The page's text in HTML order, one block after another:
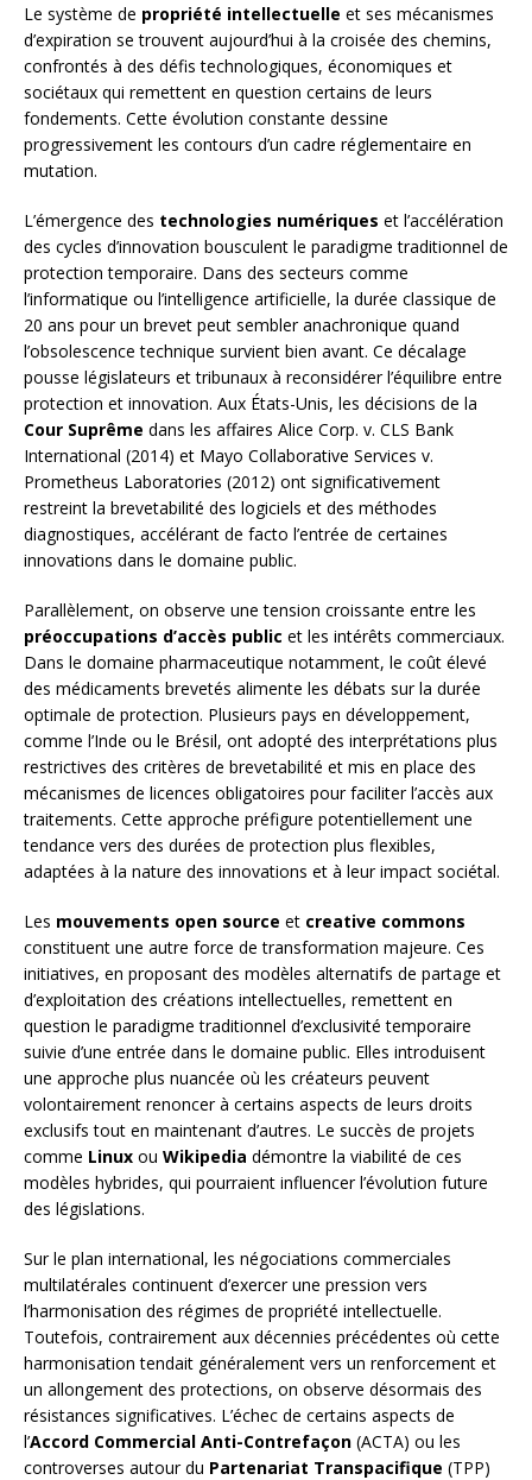
Le système de propriété intellectuelle et ses mécanismes
d’expiration se trouvent aujourd’hui à la croisée des chemins,
confrontés à des défis technologiques, économiques et
sociétaux qui remettent en question certains de leurs
fondements. Cette évolution constante dessine
progressivement les contours d’un cadre réglementaire en
mutation.
L’émergence des technologies numériques et l’accélération
des cycles d’innovation bousculent le paradigme traditionnel de
protection temporaire. Dans des secteurs comme
l’informatique ou l’intelligence artificielle, la durée classique de
20 ans pour un brevet peut sembler anachronique quand
l’obsolescence technique survient bien avant. Ce décalage
pousse législateurs et tribunaux à reconsidérer l’équilibre entre
protection et innovation. Aux États-Unis, les décisions de la
Cour Suprême dans les affaires Alice Corp. v. CLS Bank
International (2014) et Mayo Collaborative Services v.
Prometheus Laboratories (2012) ont significativement
restreint la brevetabilité des logiciels et des méthodes
diagnostiques, accélérant de facto l’entrée de certaines
innovations dans le domaine public.
Parallèlement, on observe une tension croissante entre les
préoccupations d’accès public et les intérêts commerciaux.
Dans le domaine pharmaceutique notamment, le coût élevé
des médicaments brevetés alimente les débats sur la durée
optimale de protection. Plusieurs pays en développement,
comme l’Inde ou le Brésil, ont adopté des interprétations plus
restrictives des critères de brevetabilité et mis en place des
mécanismes de licences obligatoires pour faciliter l’accès aux
traitements. Cette approche préfigure potentiellement une
tendance vers des durées de protection plus flexibles,
adaptées à la nature des innovations et à leur impact sociétal.
Les mouvements open source et creative commons
constituent une autre force de transformation majeure. Ces
initiatives, en proposant des modèles alternatifs de partage et
d’exploitation des créations intellectuelles, remettent en
question le paradigme traditionnel d’exclusivité temporaire
suivie d’une entrée dans le domaine public. Elles introduisent
une approche plus nuancée où les créateurs peuvent
volontairement renoncer à certains aspects de leurs droits
exclusifs tout en maintenant d’autres. Le succès de projets
comme Linux ou Wikipedia démontre la viabilité de ces
modèles hybrides, qui pourraient influencer l’évolution future
des législations.
Sur le plan international, les négociations commerciales
multilatérales continuent d’exercer une pression vers
l’harmonisation des régimes de propriété intellectuelle.
Toutefois, contrairement aux décennies précédentes où cette
harmonisation tendait généralement vers un renforcement et
un allongement des protections, on observe désormais des
résistances significatives. L’échec de certains aspects de
l’Accord Commercial Anti-Contrefaçon (ACTA) ou les
controverses autour du Partenariat Transpacifique (TPP)